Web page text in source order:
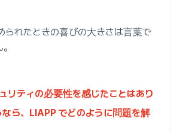
られたときの喜びの大きさは言葉で
リティの必要性を感じたことはあり
なら、LIAPP でどのように問題を解